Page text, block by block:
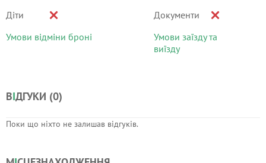
Діти
Умови відміни броні
Документи
Умови заїзду та
виїзду
ВІДГУКИ (0)
Поки що ніхто не залишав відгуків.